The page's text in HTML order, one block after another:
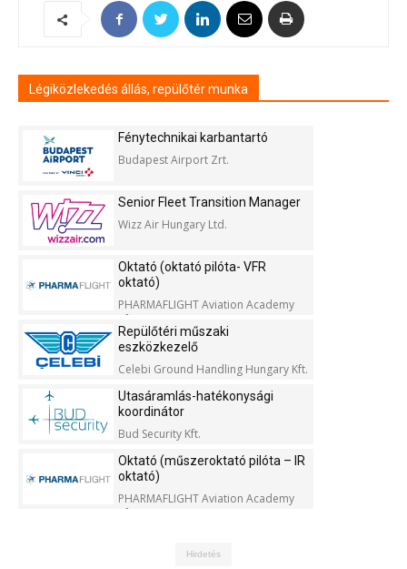
Légiközlekedés állás, repülőtér munka
Fénytechnikai karbantartó
Budapest Airport Zrt.
Senior Fleet Transition Manager
Wizz Air Hungary Ltd.
Oktató (oktató pilóta- VFR
oktató)
PHARMAFLIGHT Aviation Academy
Kft.
Repülőtéri műszaki
eszközkezelő
Celebi Ground Handling Hungary Kft.
Utasáramlás-hatékonysági
koordinátor
Bud Security Kft.
Oktató (műszeroktató pilóta – IR
oktató)
PHARMAFLIGHT Aviation Academy
Kft.
Hirdetés